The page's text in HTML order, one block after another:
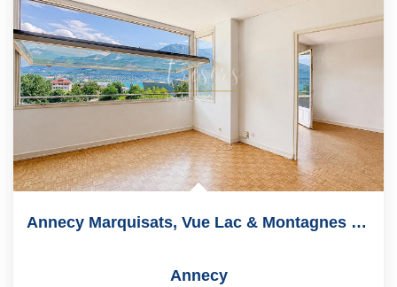
Annecy Marquisats, Vue Lac & Montagnes , 91m2
Annecy